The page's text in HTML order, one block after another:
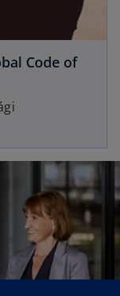
Code of